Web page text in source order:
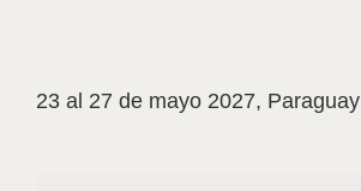
23 al 27 de mayo 2027, Paraguay